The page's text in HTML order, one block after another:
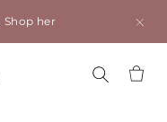
Shop her